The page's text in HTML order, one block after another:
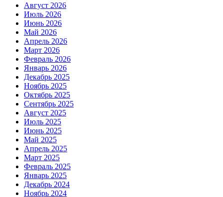
Август 2026
Июль 2026
Июнь 2026
Май 2026
Апрель 2026
Март 2026
Февраль 2026
Январь 2026
Декабрь 2025
Ноябрь 2025
Октябрь 2025
Сентябрь 2025
Август 2025
Июль 2025
Июнь 2025
Май 2025
Апрель 2025
Март 2025
Февраль 2025
Январь 2025
Декабрь 2024
Ноябрь 2024